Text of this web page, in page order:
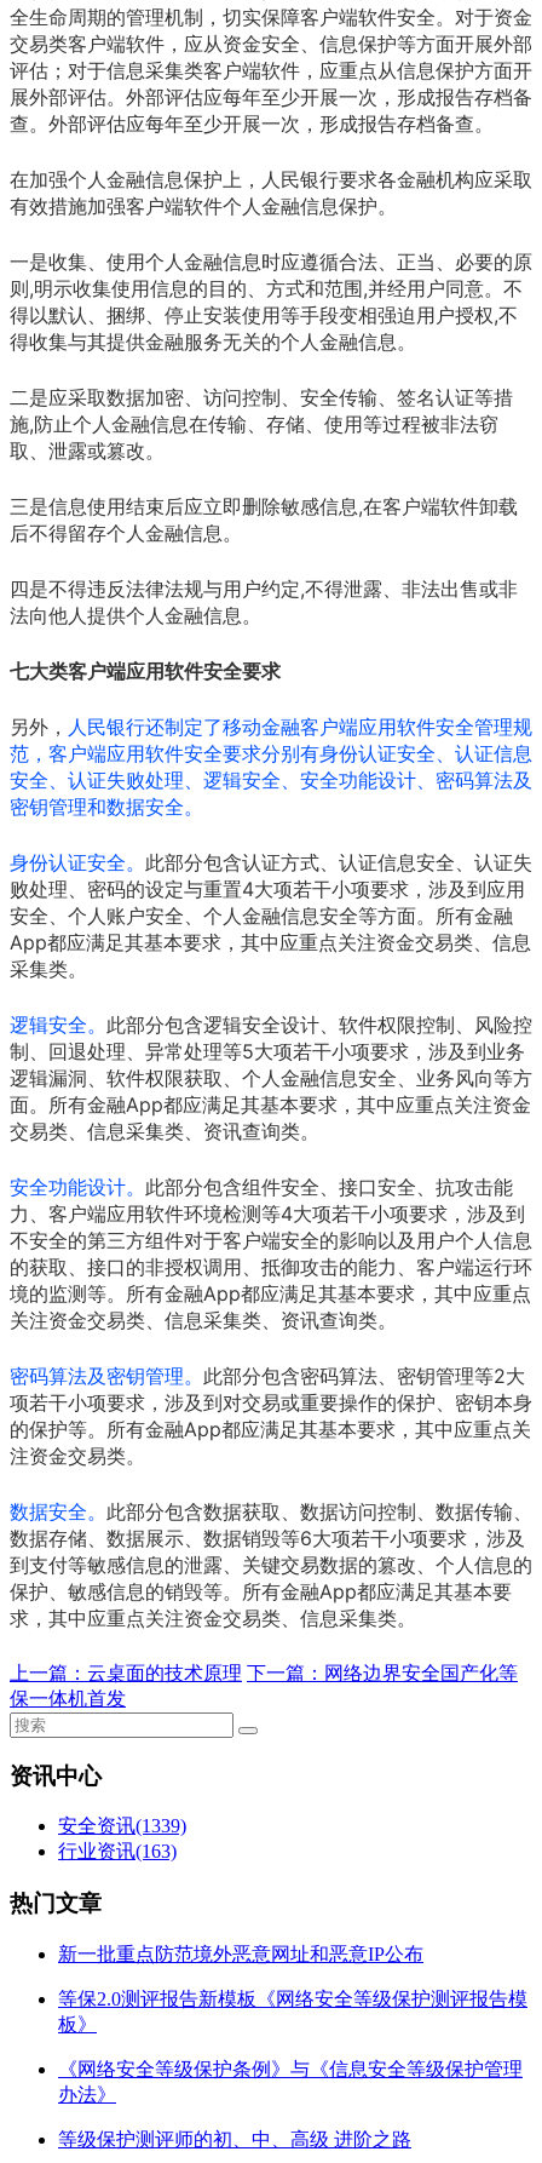
全生命周期的管理机制，切实保障客户端软件安全。对于资金
交易类客户端软件，应从资金安全、信息保护等方面开展外部
评估；对于信息采集类客户端软件，应重点从信息保护方面开
展外部评估。外部评估应每年至少开展一次，形成报告存档备
查。外部评估应每年至少开展一次，形成报告存档备查。
在加强个人金融信息保护上，人民银行要求各金融机构应采取
有效措施加强客户端软件个人金融信息保护。
一是收集、使用个人金融信息时应遵循合法、正当、必要的原
则,明示收集使用信息的目的、方式和范围,并经用户同意。不
得以默认、捆绑、停止安装使用等手段变相强迫用户授权,不
得收集与其提供金融服务无关的个人金融信息。
二是应采取数据加密、访问控制、安全传输、签名认证等措
施,防止个人金融信息在传输、存储、使用等过程被非法窃
取、泄露或篡改。
三是信息使用结束后应立即删除敏感信息,在客户端软件卸载
后不得留存个人金融信息。
四是不得违反法律法规与用户约定,不得泄露、非法出售或非
法向他人提供个人金融信息。
七大类客户端应用软件安全要求
另外， 人民银行还制定了移动金融客户端应用软件安全管理规
范，客户端应用软件安全要求分别有身份认证安全、认证信息
安全、认证失败处理、逻辑安全、安全功能设计、密码算法及
密钥管理和数据安全。
身份认证安全。 此部分包含认证方式、认证信息安全、认证失
败处理、密码的设定与重置4大项若干小项要求，涉及到应用
安全、个人账户安全、个人金融信息安全等方面。所有金融
App都应满足其基本要求，其中应重点关注资金交易类、信息
采集类。
逻辑安全。 此部分包含逻辑安全设计、软件权限控制、风险控
制、回退处理、异常处理等5大项若干小项要求，涉及到业务
逻辑漏洞、软件权限获取、个人金融信息安全、业务风向等方
面。所有金融App都应满足其基本要求，其中应重点关注资金
交易类、信息采集类、资讯查询类。
安全功能设计。 此部分包含组件安全、接口安全、抗攻击能
力、客户端应用软件环境检测等4大项若干小项要求，涉及到
不安全的第三方组件对于客户端安全的影响以及用户个人信息
的获取、接口的非授权调用、抵御攻击的能力、客户端运行环
境的监测等。所有金融App都应满足其基本要求，其中应重点
关注资金交易类、信息采集类、资讯查询类。
密码算法及密钥管理。 此部分包含密码算法、密钥管理等2大
项若干小项要求，涉及到对交易或重要操作的保护、密钥本身
的保护等。所有金融App都应满足其基本要求，其中应重点关
注资金交易类。
数据安全。 此部分包含数据获取、数据访问控制、数据传输、
数据存储、数据展示、数据销毁等6大项若干小项要求，涉及
到支付等敏感信息的泄露、关键交易数据的篡改、个人信息的
保护、敏感信息的销毁等。所有金融App都应满足其基本要
求，其中应重点关注资金交易类、信息采集类。
上一篇： 云桌面的技术原理 下一篇： 网络边界安全国产化等
保一体机首发
资讯中心
安全资讯(1339)
行业资讯(163)
热门文章
新一批重点防范境外恶意网址和恶意IP公布
等保2.0测评报告新模板《网络安全等级保护测评报告模
板》
《网络安全等级保护条例》与《信息安全等级保护管理
办法》
等级保护测评师的初、中、高级 进阶之路